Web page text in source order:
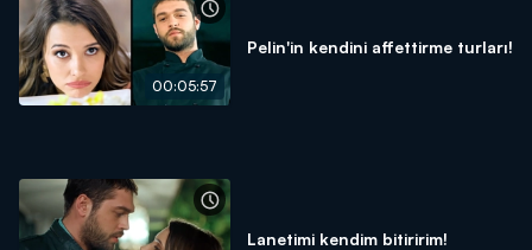
00:05:57
Pelin'in kendini affettirme turları!
Lanetimi kendim bitiririm!